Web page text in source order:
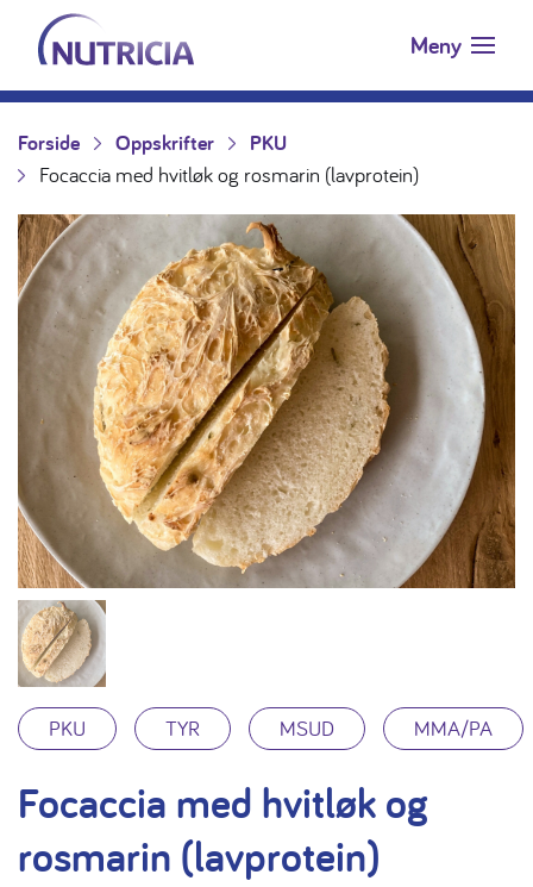
Hopp til innholdet
Nutricia.no Meny
Forside Oppskrifter
PKU
Focaccia med hvitløk og rosmarin (lavprotein)
PKU TYR MSUD MMA/PA
Focaccia med hvitløk og
rosmarin (lavprotein)